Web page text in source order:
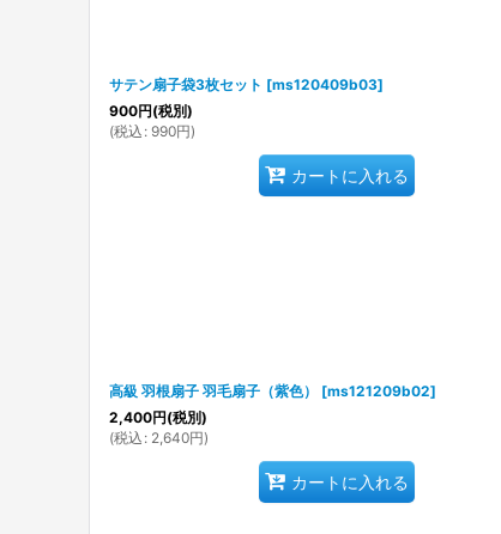
サテン扇子袋3枚セット [ms120409b03]
900円(税別)
(税込 : 990円)
カートに入れる
高級 羽根扇子 羽毛扇子（紫色） [ms121209b02]
2,400円(税別)
(税込 : 2,640円)
カートに入れる